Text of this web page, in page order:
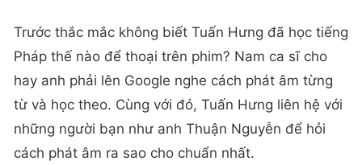
Trước thắc mắc không biết Tuấn Hưng đã học tiếng
Pháp thế nào để thoại trên phim? Nam ca sĩ cho
hay anh phải lên Google nghe cách phát âm từng
từ và học theo. Cùng với đó, Tuấn Hưng liên hệ với
những người bạn như anh Thuận Nguyễn để hỏi
cách phát âm ra sao cho chuẩn nhất.